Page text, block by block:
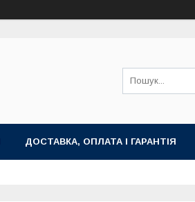
ДОСТАВКА, ОПЛАТА І ГАРАНТІЯ